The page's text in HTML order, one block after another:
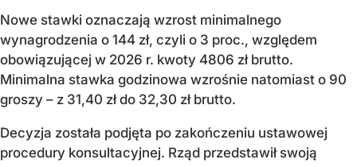
Nowe stawki oznaczają wzrost minimalnego
wynagrodzenia o 144 zł, czyli o 3 proc., względem
obowiązującej w 2026 r. kwoty 4806 zł brutto.
Minimalna stawka godzinowa wzrośnie natomiast o 90
groszy – z 31,40 zł do 32,30 zł brutto.
Decyzja została podjęta po zakończeniu ustawowej
procedury konsultacyjnej. Rząd przedstawił swoją